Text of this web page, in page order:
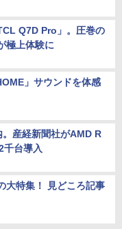
Q7D Pro」。圧巻の
極上体験に
」サウンドを体感
産経新聞社がAMD R
台導入
大特集！ 見どころ記事